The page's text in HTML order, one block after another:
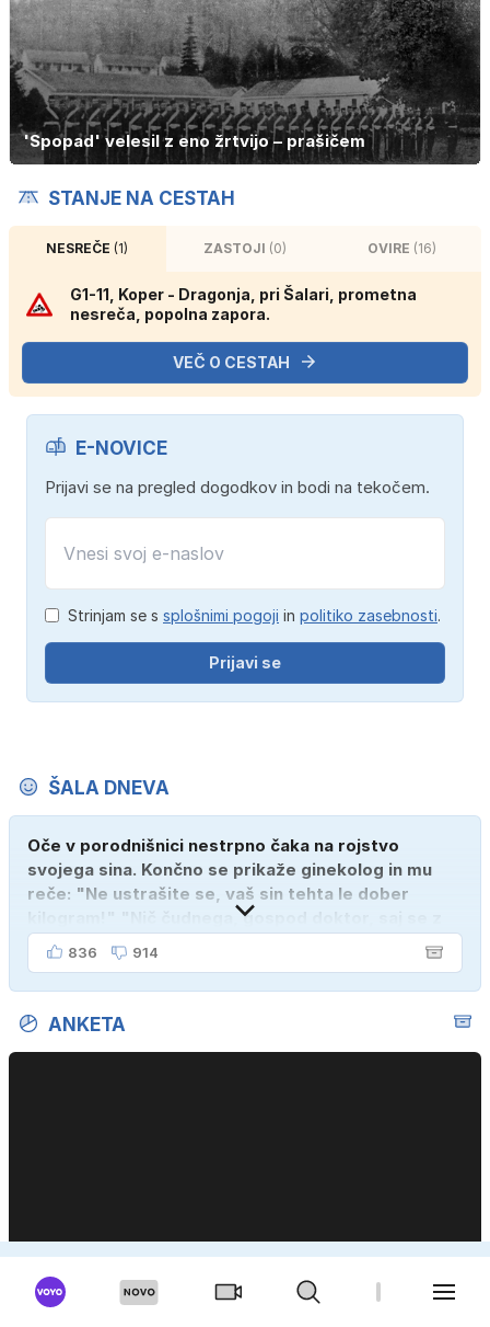
'Spopad' velesil z eno žrtvijo – prašičem
STANJE NA CESTAH
NESREČE(1) ZASTOJI (0) OVIRE (16)
G1-11, Koper - Dragonja, pri Šalari, prometna
nesreča, popolna zapora.
VEČ O CESTAH
E-NOVICE
Prijavi se na pregled dogodkov in bodi na tekočem.
Strinjam se s splošnimi pogoji in politiko zasebnosti.
Prijavi se
ŠALA DNEVA
Oče v porodnišnici nestrpno čaka na rojstvo
svojega sina. Končno se prikaže ginekolog in mu
reče: "Ne ustrašite se, vaš sin tehta le dober
kilogram!" "Nič čudnega, gospod doktor, saj se z
ženo poznava šele tri mesece."
836 914
ANKETA